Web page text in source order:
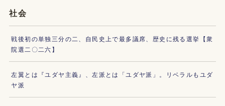
社会
戦後初の単独三分の二、自民史上で最多議席、歴史に残る選挙【衆
院選二〇二六】
左翼とは『ユダヤ主義』、左派とは「ユダヤ派」。リベラルもユダ
ヤ派